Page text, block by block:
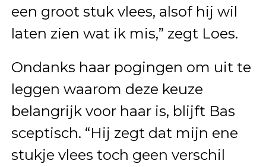
een groot stuk vlees, alsof hij wil
laten zien wat ik mis,” zegt Loes.
Ondanks haar pogingen om uit te
leggen waarom deze keuze
belangrijk voor haar is, blijft Bas
sceptisch. “Hij zegt dat mijn ene
stukje vlees toch geen verschil